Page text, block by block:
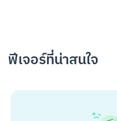
ฟีเจอร์ที่น่าสนใจ